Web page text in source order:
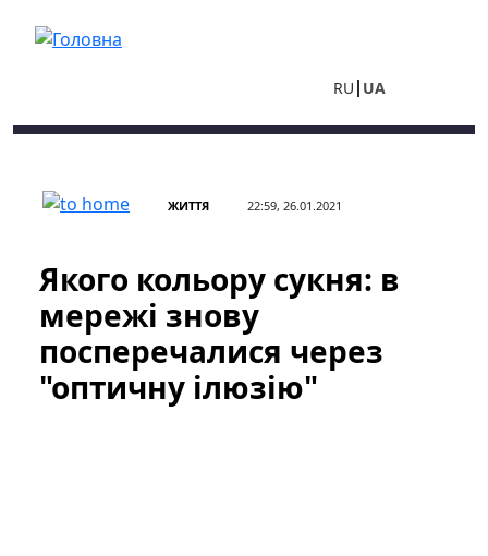
RU UA
ЖИТТЯ 22:59, 26.01.2021
Якого кольору сукня: в
мережі знову
посперечалися через
"оптичну ілюзію"